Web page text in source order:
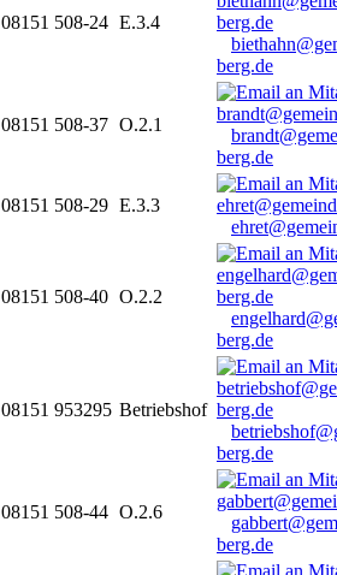
08151 508-24 E.3.4
berg.de
08151 508-37 O.2.1
berg.de
08151 508-29 E.3.3
08151 508-40 O.2.2
berg.de
08151 953295 Betriebshof
berg.de
08151 508-44 O.2.6
berg.de